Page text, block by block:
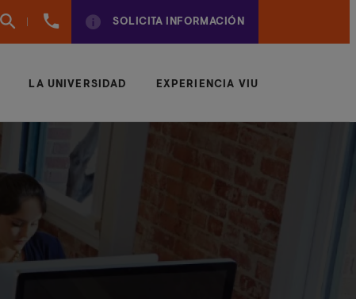
960
SOLICITA INFORMACIÓN
LA UNIVERSIDAD EXPERIENCIA VIU